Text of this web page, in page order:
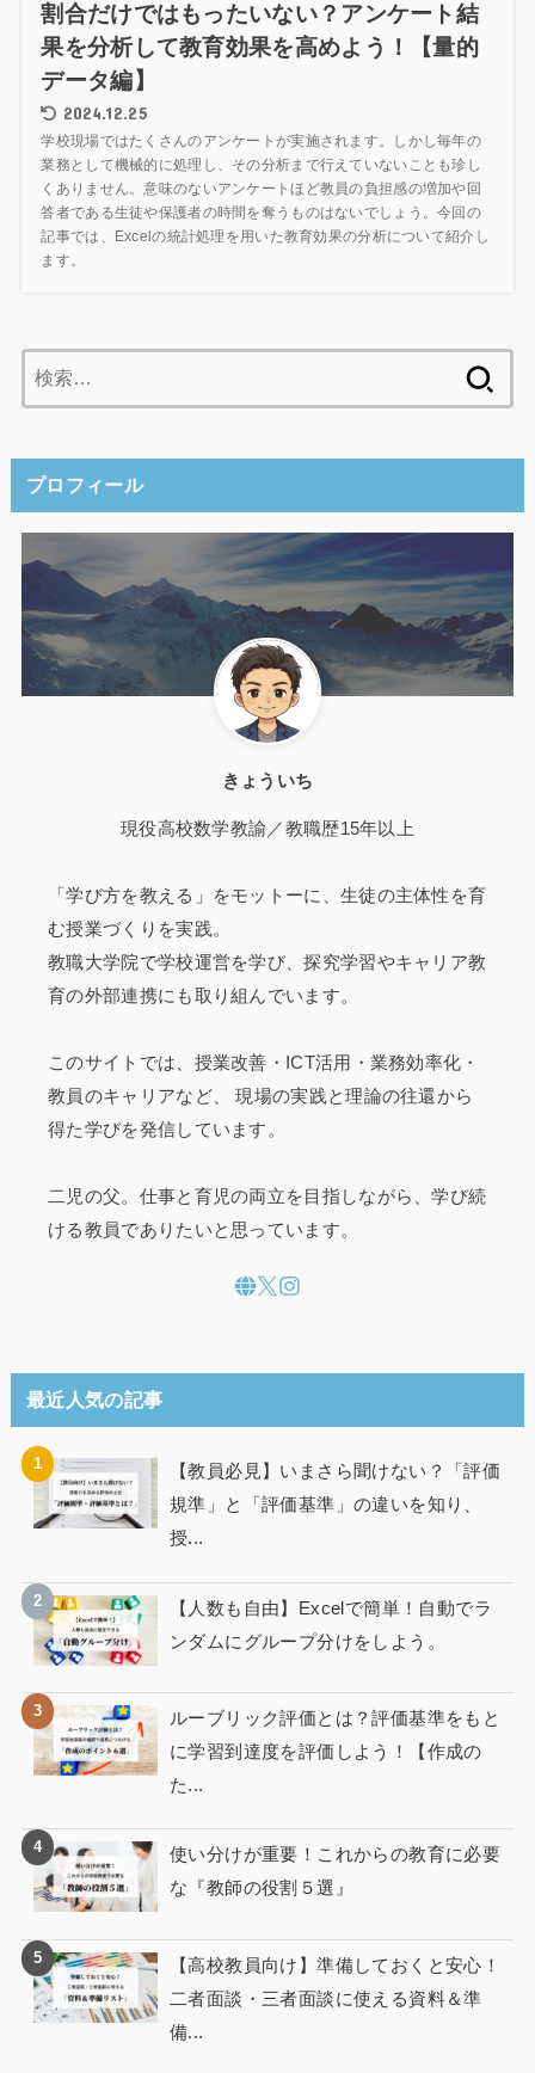
割合だけではもったいない？アンケート結
果を分析して教育効果を高めよう！【量的
データ編】
2024.12.25
学校現場ではたくさんのアンケートが実施されます。しかし毎年の
業務として機械的に処理し、その分析まで行えていないことも珍し
くありません。意味のないアンケートほど教員の負担感の増加や回
答者である生徒や保護者の時間を奪うものはないでしょう。今回の
記事では、Excelの統計処理を用いた教育効果の分析について紹介し
ます。
索:
プロフィール
きょういち
現役高校数学教諭／教職歴15年以上
「学び方を教える」をモットーに、生徒の主体性を育
む授業づくりを実践。
教職大学院で学校運営を学び、探究学習やキャリア教
育の外部連携にも取り組んでいます。
このサイトでは、授業改善・ICT活用・業務効率化・
教員のキャリアなど、 現場の実践と理論の往還から
得た学びを発信しています。
二児の父。仕事と育児の両立を目指しながら、学び続
ける教員でありたいと思っています。
最近人気の記事
【教員必見】いまさら聞けない？「評価
規準」と「評価基準」の違いを知り、
授...
【人数も自由】Excelで簡単！自動でラ
ンダムにグループ分けをしよう。
ルーブリック評価とは？評価基準をもと
に学習到達度を評価しよう！【作成の
た...
使い分けが重要！これからの教育に必要
な『教師の役割５選』
【高校教員向け】準備しておくと安心！
二者面談・三者面談に使える資料＆準
備...